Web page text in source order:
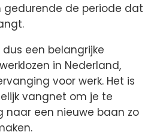
de periode dat
een belangrijke
in Nederland,
voor werk. Het is
vangnet om je te
naar een nieuwe baan zo